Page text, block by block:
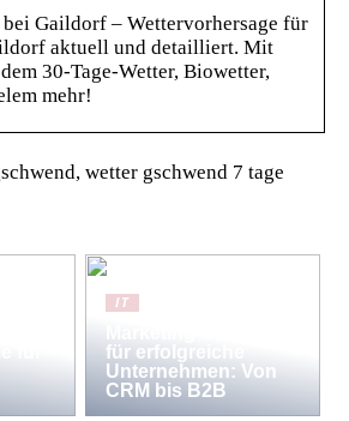
bei Gaildorf – Wettervorhersage für
aktuell und detailliert. Mit
30-Tage-Wetter, Biowetter,
mehr!
wetter gschwend 7 tage
für
IT
für erfolgreiche
Unternehmen: Von
CRM bis B2B